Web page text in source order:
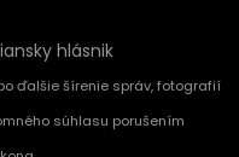
hlásnik
ďalšie šírenie správ, fotografií
súhlasu porušením